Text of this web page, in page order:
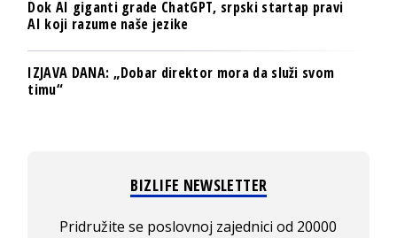
Dok AI giganti grade ChatGPT, srpski startap pravi
AI koji razume naše jezike
IZJAVA DANA: „Dobar direktor mora da služi svom
timu“
BIZLIFE NEWSLETTER
Pridružite se poslovnoj zajednici od 20000